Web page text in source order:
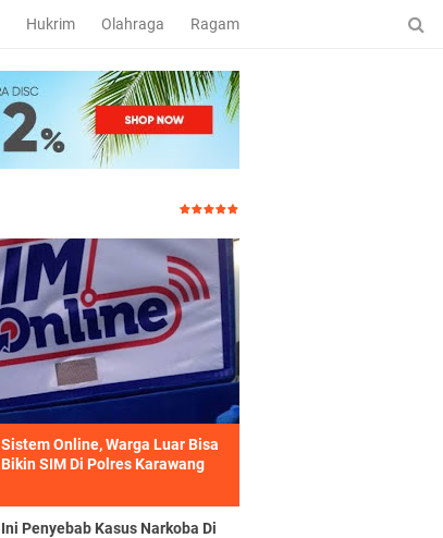
Hukrim Olahraga Ragam
Sistem Online, Warga Luar Bisa
Bikin SIM Di Polres Karawang
Ini Penyebab Kasus Narkoba Di